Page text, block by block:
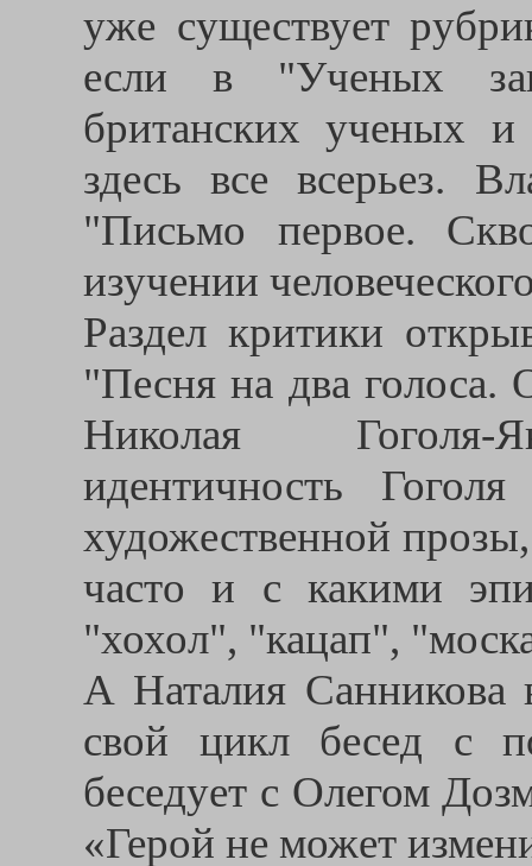
уже существует
если в "Ученых
британских ученых
здесь все всерьез.
"Письмо первое.
изучении
Раздел критики
"Песня на два голоса.
Николая Гоголя-
идентичность
художественной
часто и с какими
"хохол", "кацап",
А Наталия Санникова
свой цикл бесед с
беседует с Олегом
«Герой не может